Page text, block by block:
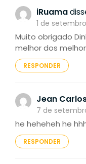
iRuama
1 de
Muito obrigado
melhor dos
RESPONDER
Jean
7 de
he heheheh he
RESPONDER